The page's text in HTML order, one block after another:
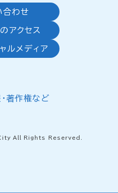
合わせ
アクセス
ルメディア
著作権など
All Rights Reserved.